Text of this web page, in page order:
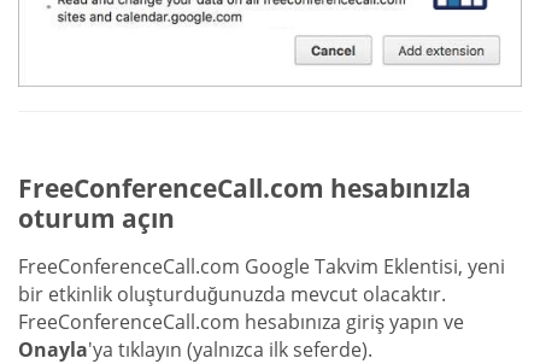
FreeConferenceCall.com hesabınızla
oturum açın
FreeConferenceCall.com Google Takvim Eklentisi, yeni
bir etkinlik oluşturduğunuzda mevcut olacaktır.
FreeConferenceCall.com hesabınıza giriş yapın ve
Onayla'ya tıklayın (yalnızca ilk seferde).